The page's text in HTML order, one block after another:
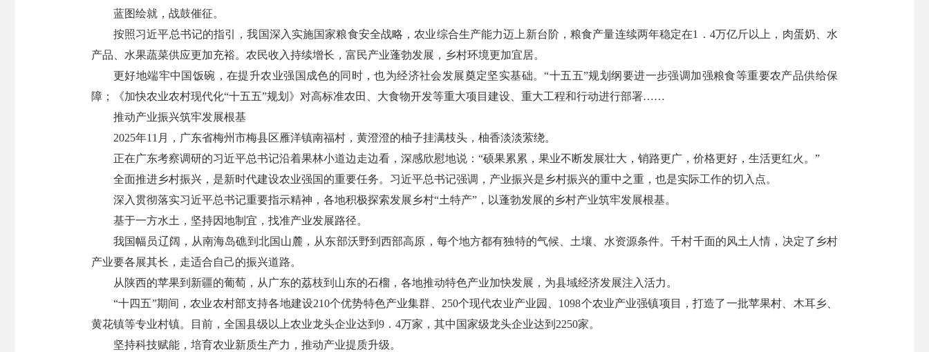
蓝图绘就，战鼓催征。
按照习近平总书记的指引，我国深入实施国家粮食安全战略，农业综合生产能力迈上新台阶，粮食产量连续两年稳定在1．4万亿斤以上，肉蛋奶、水
产品、水果蔬菜供应更加充裕。农民收入持续增长，富民产业蓬勃发展，乡村环境更加宜居。
更好地端牢中国饭碗，在提升农业强国成色的同时，也为经济社会发展奠定坚实基础。“十五五”规划纲要进一步强调加强粮食等重要农产品供给保
障；《加快农业农村现代化“十五五”规划》对高标准农田、大食物开发等重大项目建设、重大工程和行动进行部署……
推动产业振兴筑牢发展根基
2025年11月，广东省梅州市梅县区雁洋镇南福村，黄澄澄的柚子挂满枝头，柚香淡淡萦绕。
正在广东考察调研的习近平总书记沿着果林小道边走边看，深感欣慰地说：“硕果累累，果业不断发展壮大，销路更广，价格更好，生活更红火。”
全面推进乡村振兴，是新时代建设农业强国的重要任务。习近平总书记强调，产业振兴是乡村振兴的重中之重，也是实际工作的切入点。
深入贯彻落实习近平总书记重要指示精神，各地积极探索发展乡村“土特产”，以蓬勃发展的乡村产业筑牢发展根基。
基于一方水土，坚持因地制宜，找准产业发展路径。
我国幅员辽阔，从南海岛礁到北国山麓，从东部沃野到西部高原，每个地方都有独特的气候、土壤、水资源条件。千村千面的风土人情，决定了乡村
产业要各展其长，走适合自己的振兴道路。
从陕西的苹果到新疆的葡萄，从广东的荔枝到山东的石榴，各地推动特色产业加快发展，为县域经济发展注入活力。
“十四五”期间，农业农村部支持各地建设210个优势特色产业集群、250个现代农业产业园、1098个农业产业强镇项目，打造了一批苹果村、木耳乡、
黄花镇等专业村镇。目前，全国县级以上农业龙头企业达到9．4万家，其中国家级龙头企业达到2250家。
坚持科技赋能，培育农业新质生产力，推动产业提质升级。